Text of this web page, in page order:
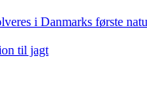
i Danmarks første
til jagt